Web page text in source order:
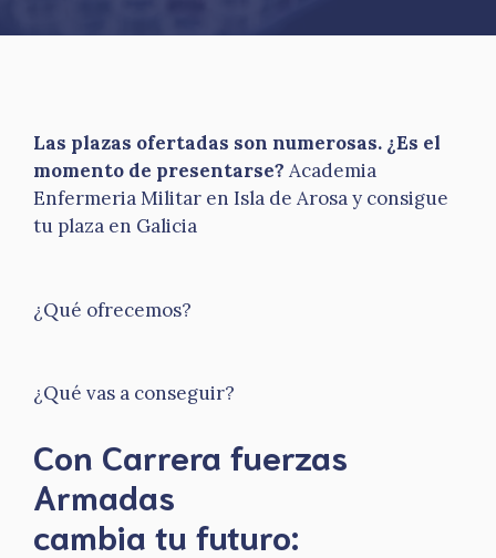
Las plazas ofertadas son numerosas. ¿Es el
momento de presentarse? Academia
Enfermeria Militar en Isla de Arosa y consigue
tu plaza en Galicia
¿Qué ofrecemos?
¿Qué vas a conseguir?
Con Carrera fuerzas
Armadas
​cambia tu futuro: